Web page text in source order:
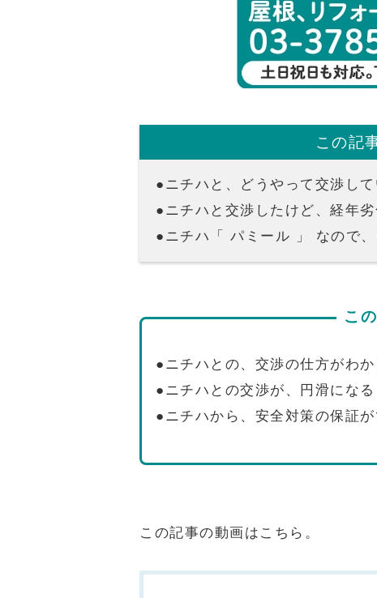
この記
●ニチハと、どうやって交渉し
●ニチハと交渉したけど、経年
●ニチハ「 パミール 」 なので
こ
●ニチハとの、交渉の仕方がわか
●ニチハとの交渉が、円滑になる
●ニチハから、安全対策の保証
この記事の動画はこちら。